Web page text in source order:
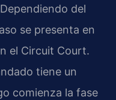
del
se presenta en
el Circuit Court.
tiene un
comienza la fase